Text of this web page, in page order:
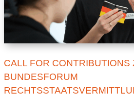
CALL FOR CONTRIBUTIONS
BUNDESFORUM